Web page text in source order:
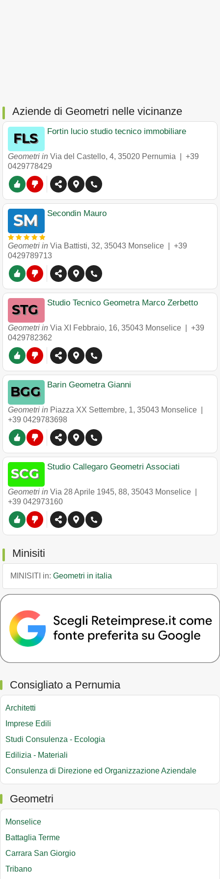
Aziende di Geometri nelle vicinanze
Fortin lucio studio tecnico immobiliare
Geometri in Via del Castello, 4, 35020 Pernumia
+39
0429778429
Secondin Mauro
Geometri in Via Battisti, 32, 35043 Monselice
+39
0429789713
Studio Tecnico Geometra Marco Zerbetto
Geometri in Via XI Febbraio, 16, 35043 Monselice
+39
0429782362
Barin Geometra Gianni
Geometri in Piazza XX Settembre, 1, 35043 Monselice
+39 0429783698
Studio Callegaro Geometri Associati
Geometri in Via 28 Aprile 1945, 88, 35043 Monselice
+39 042973160
Minisiti
MINISITI in: Geometri in italia
Consigliato a Pernumia
Architetti
Imprese Edili
Studi Consulenza - Ecologia
Edilizia - Materiali
Consulenza di Direzione ed Organizzazione Aziendale
Geometri
Monselice
Battaglia Terme
Carrara San Giorgio
Tribano